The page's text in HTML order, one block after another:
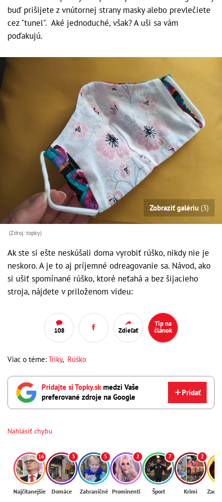
buď prišijete z vnútornej strany masky alebo prevlečiete
cez "tunel". Aké jednoduché, však? A uši sa vám
poďakujú.
Zobraziť galériu (3)
(Zdroj: topky)
Ak ste si ešte neskúšali doma vyrobiť rúško, nikdy nie je
neskoro. A je to aj príjemné odreagovanie sa. Návod, ako
si ušiť spomínané rúško, ktoré neťahá a bez šijacieho
stroja, nájdete v priloženom videu:
108 Zdieľať
Tip na
článok
Viac o téme: Triky, Rúško
Pridajte si Topky.skmedzi Vaše
preferované zdroje na Google
Pridať
Nahlásiť chybu
16
Najčítanejšie
3
Domáce
5
Zahraničné
2
Prominenti
7
Šport
2
Krimi